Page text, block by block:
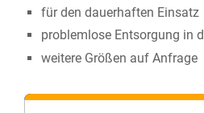
für den dauerhaften Einsatz
problemlose Entsorgung in
weitere Größen auf Anfrage